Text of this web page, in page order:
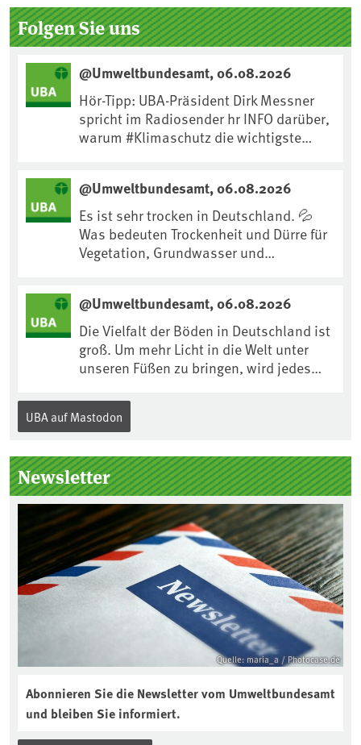
Folgen Sie uns
@Umweltbundesamt, 06.08.2026
Hör-Tipp: UBA-Präsident Dirk Messner
spricht im Radiosender hr INFO darüber,
warum #Klimaschutz die wichtigste
https://www.ardsounds.de/episode/urn
:ard:episode:0e7cf1c4b819c26d/
@Umweltbundesamt, 06.08.2026
Es ist sehr trocken in Deutschland. 💦
Was bedeuten Trockenheit und Dürre für
Vegetation, Grundwasser und
anpassen?🤔Antworten auf diese und
weitere Fragen auf unserer Webseite:
www.uba.de/trockenheit #Trockenheit
#Klimawandel
@Umweltbundesamt, 06.08.2026
Die Vielfalt der Böden in Deutschland ist
groß. Um mehr Licht in die Welt unter
unseren Füßen zu bringen, wird jedes
Internationalen Tag des Bodens, der
„Boden des Jahres“ vorgestellt. Das UBA
Kuratorium, wie wird der Boden des
Jahres ausgewählt und was passiert
eigentlich während eines solchen
Bodenjahres? Infos dazu gibt es im
aktuellen Podcast „Soilcast“. Jetzt
reinhören:
https://soilcast.de/interview/sc202-
interview-die-kuer-der-krume/
UBA auf Mastodon
Newsletter
Quelle: maria_a / Photocase.de
Abonnieren Sie die Newsletter vom Umweltbundesamt
und bleiben Sie informiert.